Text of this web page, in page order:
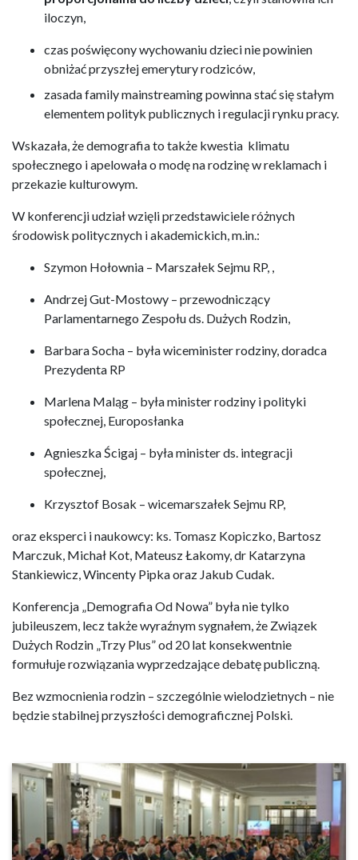
iloczyn,
czas poświęcony wychowaniu dzieci nie powinien
obniżać przyszłej emerytury rodziców,
zasada family mainstreaming powinna stać się stałym
elementem polityk publicznych i regulacji rynku pracy.
Wskazała, że demografia to także kwestia klimatu
społecznego i apelowała o modę na rodzinę w reklamach i
przekazie kulturowym.
W konferencji udział wzięli przedstawiciele różnych
środowisk politycznych i akademickich, m.in.:
Szymon Hołownia – Marszałek Sejmu RP, ,
Andrzej Gut-Mostowy – przewodniczący
Parlamentarnego Zespołu ds. Dużych Rodzin,
Barbara Socha – była wiceminister rodziny, doradca
Prezydenta RP
Marlena Maląg – była minister rodziny i polityki
społecznej, Europosłanka
Agnieszka Ścigaj – była minister ds. integracji
społecznej,
Krzysztof Bosak – wicemarszałek Sejmu RP,
oraz eksperci i naukowcy: ks. Tomasz Kopiczko, Bartosz
Marczuk, Michał Kot, Mateusz Łakomy, dr Katarzyna
Stankiewicz, Wincenty Pipka oraz Jakub Cudak.
Konferencja „Demografia Od Nowa” była nie tylko
jubileuszem, lecz także wyraźnym sygnałem, że Związek
Dużych Rodzin „Trzy Plus” od 20 lat konsekwentnie
formułuje rozwiązania wyprzedzające debatę publiczną.
Bez wzmocnienia rodzin – szczególnie wielodzietnych – nie
będzie stabilnej przyszłości demograficznej Polski.